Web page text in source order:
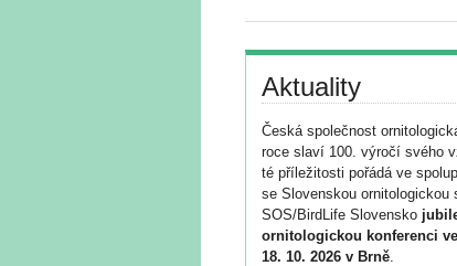
Aktuality
Česká společnost
roce slaví 100. výročí svého
té příležitosti pořádá ve
se Slovenskou ornitologickou
SOS/BirdLife Slovensko
ornitologickou konferenci
18. 10. 2026 v Brně.